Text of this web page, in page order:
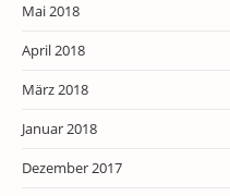
Mai 2018
April 2018
März 2018
Januar 2018
Dezember 2017